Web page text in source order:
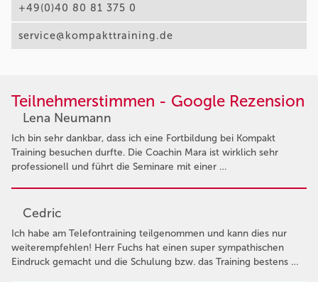
+49(0)40 80 81 375 0
service@kompakttraining.de
Teilnehmerstimmen - Google Rezension
Lena Neumann
Ich bin sehr dankbar, dass ich eine Fortbildung bei Kompakt
Training besuchen durfte. Die Coachin Mara ist wirklich sehr
professionell und führt die Seminare mit einer …
Cedric
Ich habe am Telefontraining teilgenommen und kann dies nur
weiterempfehlen! Herr Fuchs hat einen super sympathischen
Eindruck gemacht und die Schulung bzw. das Training bestens …